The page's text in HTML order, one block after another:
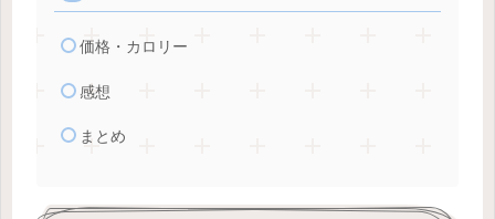
価格・カロリー
感想
まとめ